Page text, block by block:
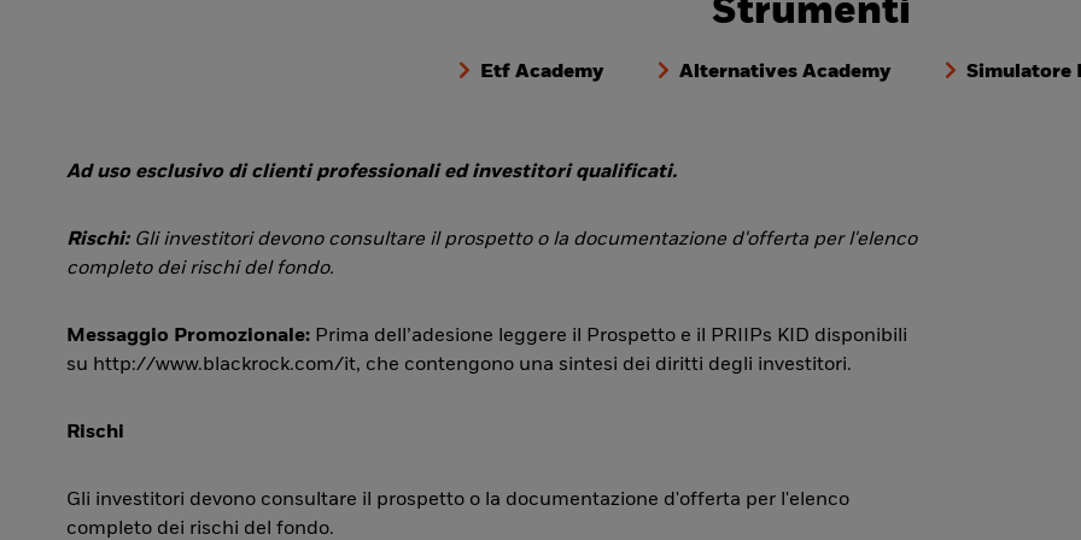
Strumenti
Etf Academy Alternatives Academy Simulatore
Ad uso esclusivo di clienti professionali ed investitori qualificati.
Rischi: Gli investitori devono consultare il prospetto o la documentazione d'offerta per l'elenco
completo dei rischi del fondo.
Messaggio Promozionale: Prima dell’adesione leggere il Prospetto e il PRIIPs KID disponibili
su http://www.blackrock.com/it, che contengono una sintesi dei diritti degli investitori.
Rischi
Gli investitori devono consultare il prospetto o la documentazione d'offerta per l'elenco
completo dei rischi del fondo.